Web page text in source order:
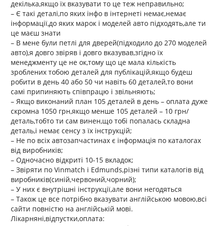
декілька,якщо їх вказувати то це теж неправильно;
– Є такі деталі,по яких інфо в інтернеті немає,немає
інформації,до яких марок і моделей авто підходять,але ти
це маєш знати
– В мене були петлі для дверей(підходило до 270 моделей
авто),я довго звіряв і довго вказував,згідно їх
менеджменту це не ок,тому що це мала кількість
зроблених тобою деталей для публікацій,якщо будеш
робити в день 40 або 50 чи навіть 60 деталей,то вони
самі припиняють співпрацю і звільняють;
– Якщо виконаний план 105 деталей в день – оплата дуже
скромна 1050 грн,якщо менше 105 деталей – 10 грн/
деталь,тобто ти сам винен,що тобі попалась складна
деталь,і немає сенсу з їх інструкцій;
– Не по всіх автозапчастинах є інформація по каталогах
від виробників;
– Одночасно відкриті 10-15 вкладок;
– Звіряти по Vinmatch i Edmunds,різні типи каталогів від
виробників(синій,червоний,чорний);
– У них є внутрішні інструкції,але вони негодяться
– Також це все потрібно вказувати англійською мовою,всі
сайти повністю на англійській мові.
Лікарняні,відпустки,оплата: